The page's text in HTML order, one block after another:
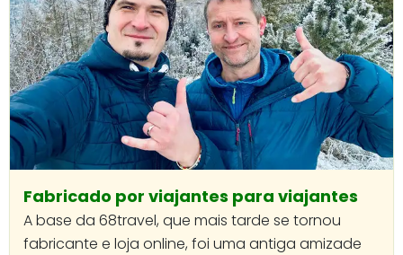
Fabricado por viajantes para viajantes
A base da 68travel, que mais tarde se tornou
fabricante e loja online, foi uma antiga amizade